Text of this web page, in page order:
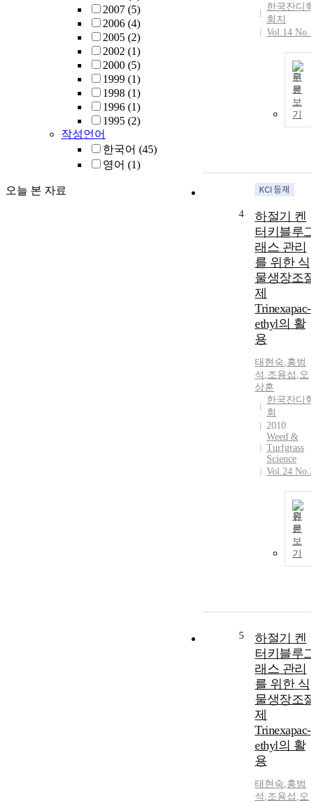
2007 (5)
2006 (4)
2005 (2)
2002 (1)
2000 (5)
1999 (1)
1998 (1)
1996 (1)
1995 (2)
작성언어
한국어 (45)
영어 (1)
오늘 본 자료
한국잔디
회지
Vol.14
원
문
보
기
4
하절기 켄
터키블루
래스 관리
를 위한 식
물생장조
제
Trinexapac-
ethyl의 활
용
태현숙,홍범
석 ,조용섭 ,오
상훈
한국잔디
회
2010
Weed &
Turfgrass
Science
Vol.24
원
문
보
기
5
하절기 켄
터키블루
래스 관리
를 위한 식
물생장조
제
Trinexapac-
ethyl의 활
용
태현숙,홍범
석 ,조용섭 ,오